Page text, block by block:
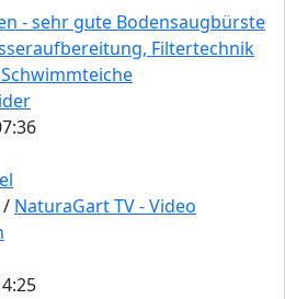
- sehr gute Bodensaugbürste
Filtertechnik
/ NaturaGart TV - Video